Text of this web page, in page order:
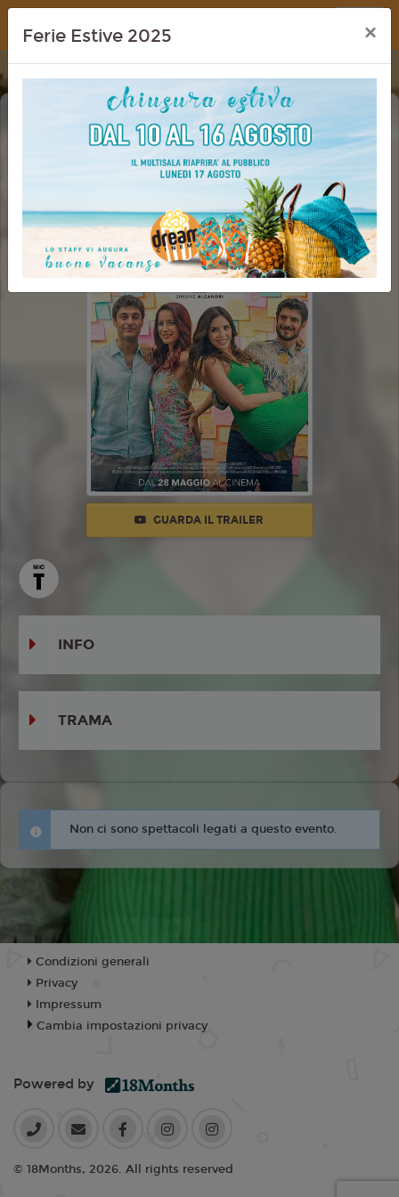
Dream Cinema
INNAMORARSI E ALTRE PESSIME
GUARDA IL TRAILER
INFO
TRAMA
Non ci sono spettacoli legati a questo evento.
Ferie Estive 2025 ×
Condizioni generali
Privacy
Impressum
Cambia impostazioni privacy
Powered by
© 18Months, 2026. All rights reserved